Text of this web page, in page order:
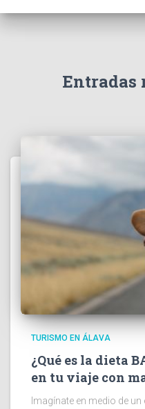
Entradas
TURISMO EN ÁLAVA
¿Qué es la dieta
en tu viaje con
Imagínate en medio de